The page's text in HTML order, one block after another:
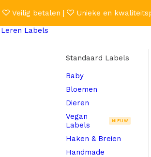
Veilig betalen | Unieke en
Leren Labels
Standaard Labels
Baby
Bloemen
Dieren
Vegan
Labels
NIEUW
Haken & Breien
Handmade